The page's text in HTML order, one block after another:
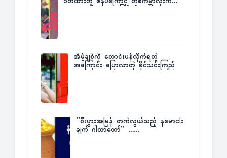
အိမ့်ချစ်ကို တောင်းပန်လိုက်ရတဲ့
အကြောင်း ပြောလာတဲ့ ခိုင်သင်းကြည်
”စီးပွားအမြန် တက်လွယ်သည့် နမောငါး
ချက် ဂါထာတော်” ……